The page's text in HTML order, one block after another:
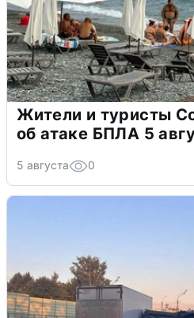
Жители и туристы
об атаке БПЛА 5
5 августа 0